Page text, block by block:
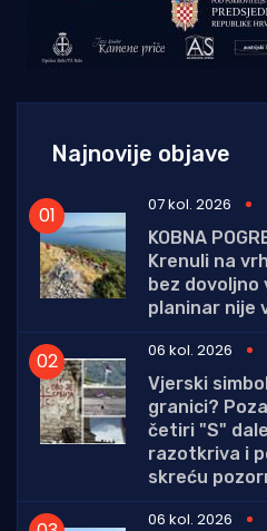
Najnovije objave
07 kol. 2026
KOBNA
Krenuli na
bez dovoljno
planinar nije
06 kol. 2026
Vjerski
granici?
četiri "S"
razotkriva i
skreću
06 kol. 2026